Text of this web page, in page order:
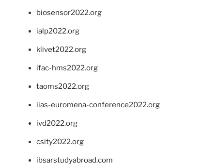
biosensor2022.org
ialp2022.org
klivet2022.org
ifac-hms2022.org
taoms2022.org
iias-euromena-conference2022.org
ivd2022.org
csity2022.org
ibsarstudyabroad.com